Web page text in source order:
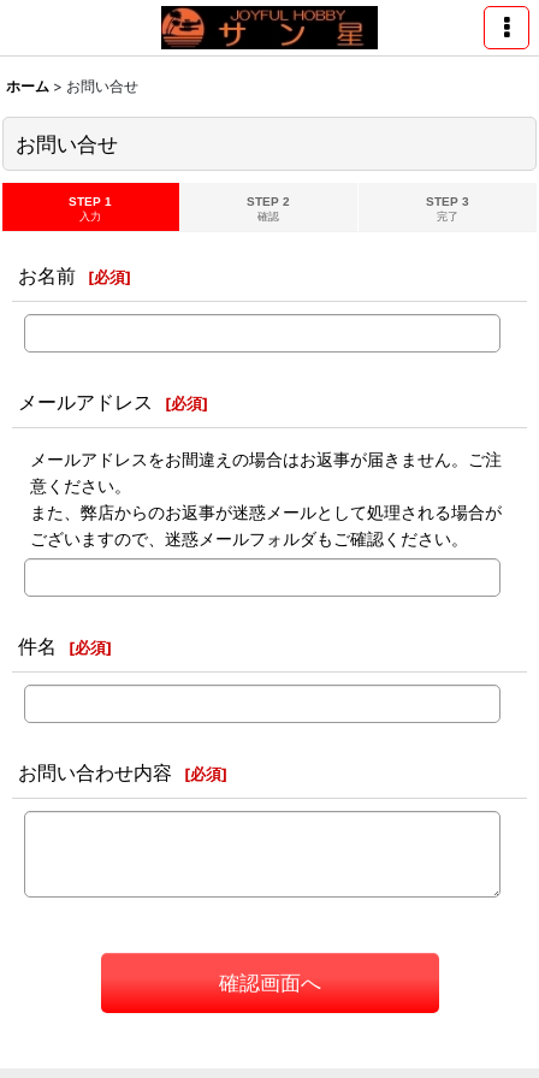
ホーム > お問い合せ
お問い合せ
STEP 1
入力
STEP 2
確認
STEP 3
完了
お名前 [必須]
メールアドレス [必須]
メールアドレスをお間違えの場合はお返事が届きません。ご注
意ください。
また、弊店からのお返事が迷惑メールとして処理される場合が
ございますので、迷惑メールフォルダもご確認ください。
件名 [必須]
お問い合わせ内容 [必須]
確認画面へ